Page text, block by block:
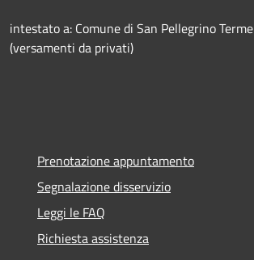
intestato a: Comune di San Pellegrino Terme
(versamenti da privati)
Prenotazione appuntamento
Segnalazione disservizio
Leggi le FAQ
Richiesta assistenza